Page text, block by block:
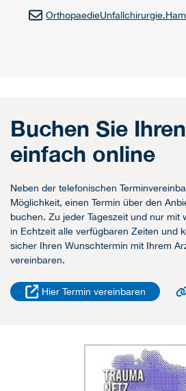
Buchen Sie
einfach online
Neben der telefonischen
Möglichkeit, einen Termin über den
buchen. Zu jeder Tageszeit und nur mit
in Echtzeit alle verfügbaren Zeiten und
sicher Ihren Wunschtermin mit Ihrem
vereinbaren.
Hier Termin vereinbaren